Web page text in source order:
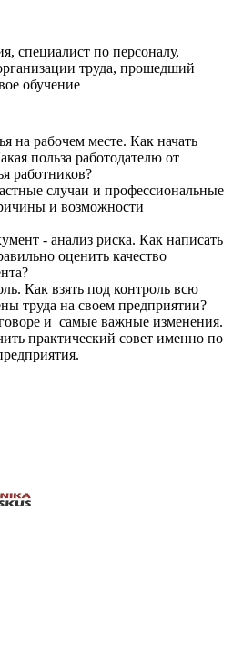
специалист по персоналу,
труда, прошедший
обучение
на рабочем месте. Как начать
польза работодателю от
работников?
случаи и профессиональные
и возможности
- анализ риска. Как написать
оценить качество
Как взять под контроль всю
труда на своем предприятии?
и самые важные изменения.
практический совет именно по